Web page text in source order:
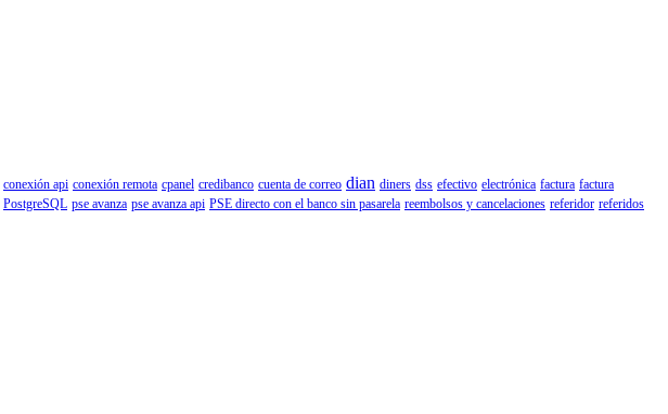
conexión api conexión remota cpanel credibanco cuenta de correo dian diners dss efectivo electrónica factura factura
PostgreSQL pse avanza pse avanza api PSE directo con el banco sin pasarela reembolsos y cancelaciones referidor referidos